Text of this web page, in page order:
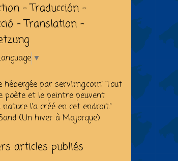
- Traducción -
- Translation -
▼
" Tout
poète et le peintre peuvent
nature l'a créé en cet endroit."
(Un hiver à Majorque)
articles publiés